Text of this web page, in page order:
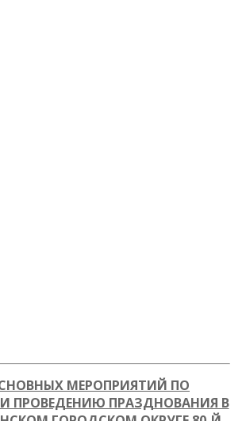
МЕРОПРИЯТИЙ ПО
ПРОВЕДЕНИЮ ПРАЗДНОВАНИЯ В